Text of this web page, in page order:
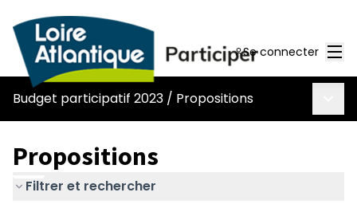
Se connecter
Budget participatif 2023 / Propositions
Propositions
Filtrer et rechercher